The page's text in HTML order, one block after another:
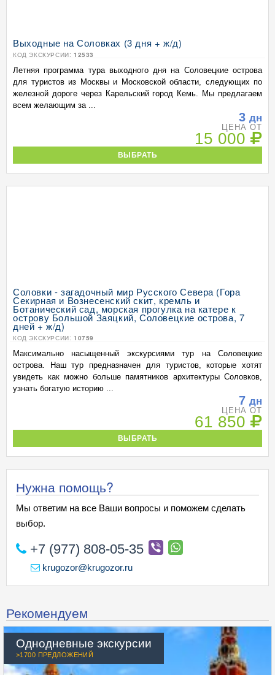
Выходные на Соловках (3 дня + ж/д)
КОД ЭКСКУРСИИ: 12533
Летняя программа тура выходного дня на Соловецкие острова
для туристов из Москвы и Московской области, следующих по
железной дороге через Карельский город Кемь. Мы предлагаем
всем желающим за ...
3 дн
ЦЕНА ОТ
15 000
ВЫБРАТЬ
Соловки - загадочный мир Русского Севера (Гора
Секирная и Вознесенский скит, кремль и
Ботанический сад, морская прогулка на катере к
острову Большой Заяцкий, Соловецкие острова, 7
дней + ж/д)
КОД ЭКСКУРСИИ: 10759
Максимально насыщенный экскурсиями тур на Соловецкие
острова. Наш тур предназначен для туристов, которые хотят
увидеть как можно больше памятников архитектуры Соловков,
узнать богатую историю ...
7 дн
ЦЕНА ОТ
61 850
ВЫБРАТЬ
Нужна помощь?
Мы ответим на все Ваши вопросы и поможем сделать
выбор.
+7 (977) 808-05-35
krugozor@krugozor.ru
Рекомендуем
Однодневные экскурсии
>1700 ПРЕДЛОЖЕНИЙ